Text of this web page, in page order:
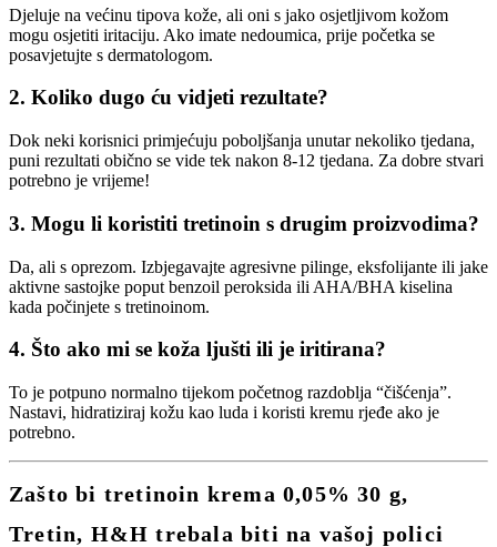
Djeluje na većinu tipova kože, ali oni s jako osjetljivom kožom
mogu osjetiti iritaciju. Ako imate nedoumica, prije početka se
posavjetujte s dermatologom.
2. Koliko dugo ću vidjeti rezultate?
Dok neki korisnici primjećuju poboljšanja unutar nekoliko tjedana,
puni rezultati obično se vide tek nakon 8-12 tjedana. Za dobre stvari
potrebno je vrijeme!
3. Mogu li koristiti tretinoin s drugim proizvodima?
Da, ali s oprezom. Izbjegavajte agresivne pilinge, eksfolijante ili jake
aktivne sastojke poput benzoil peroksida ili AHA/BHA kiselina
kada počinjete s tretinoinom.
4. Što ako mi se koža ljušti ili je iritirana?
To je potpuno normalno tijekom početnog razdoblja “čišćenja”.
Nastavi, hidratiziraj kožu kao luda i koristi kremu rjeđe ako je
potrebno.
Zašto bi tretinoin krema 0,05% 30 g,
Tretin, H&H trebala biti na vašoj polici